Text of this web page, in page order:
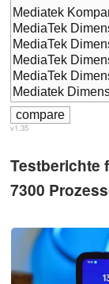
v1.35
Testberichte
7300